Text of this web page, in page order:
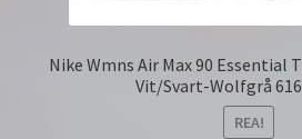
Nike Wmns Air Max 90 Essential
Vit/Svart-Wolfgrå
REA!